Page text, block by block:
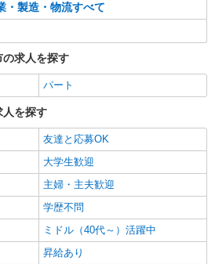
日
車通勤可（無料駐車場あり）
ー
ク詰め・加工スタッフ
ート＞ 時給1,210円〜（包丁使用ありのシ
1,330円〜） ★土曜・日曜・祝日は
円ＵＰ！
県川越市大字大袋650番地（川越市場内）
ク・自転車通勤可（無料駐車場あり）
・製造・物流すべて
の求人を探す
パート
人を探す
友達と応募OK
大学生歓迎
主婦・主夫歓迎
学歴不問
ミドル（40代～）活躍中
昇給あり